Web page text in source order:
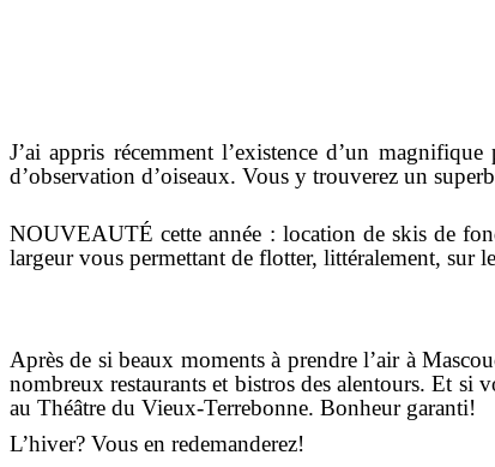
J’ai appris récemment l’existence d’un magnifique
d’observation d’oiseaux. Vous y trouverez un
NOUVEAUTÉ cette année : location de skis de
largeur vous permettant de flotter, littéralement, sur
Après de si beaux moments à prendre l’air à
nombreux restaurants et bistros des alentours. Et si
au Théâtre du Vieux-Terrebonne. Bonheur garanti!
L’hiver? Vous en redemanderez!